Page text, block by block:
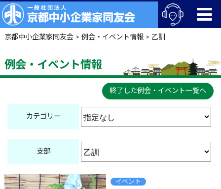
京都中小企業家同友会> 例会・イベント情報> 乙訓
例会・イベント情報
終了した例会・イベント一覧へ
カテゴリー
支部
イベント